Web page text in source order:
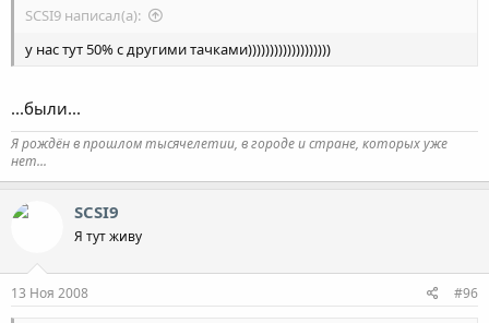
SCSI9 написал(а):
у нас тут 50% с другими тачками)))))))))))))))))))
...были...
Я рождён в прошлом тысячелетии, в городе и стране, которых уже
нет...
SCSI9
Я тут живу
13 Ноя 2008 #96